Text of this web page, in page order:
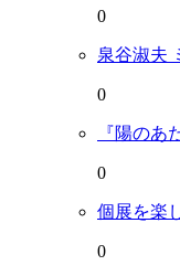
0
泉谷淑夫
0
『陽のあ
0
個展を楽
0